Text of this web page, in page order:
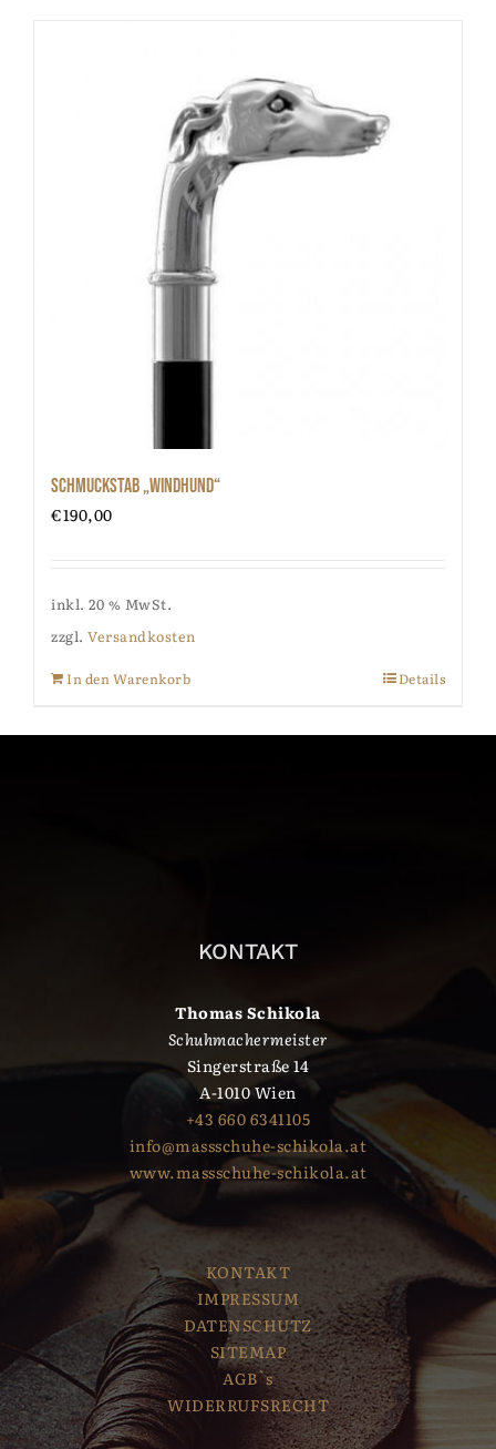
Schmuckstab „Windhund“
€190,00
inkl. 20 % MwSt.
zzgl. Versandkosten
In den Warenkorb Details
KONTAKT
Thomas Schikola
Schuhmachermeister
Singerstraße 14
A-1010 Wien
+43 660 6341105
info@massschuhe-schikola.at
www.massschuhe-schikola.at
KONTAKT
IMPRESSUM
DATENSCHUTZ
SITEMAP
AGB`s
WIDERRUFSRECHT